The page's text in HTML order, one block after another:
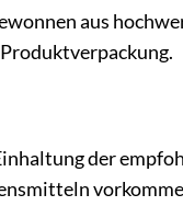
aus
der